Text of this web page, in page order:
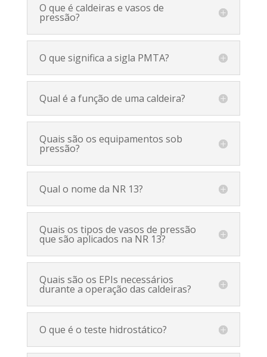
O que é caldeiras e vasos de
pressão?
O que significa a sigla PMTA?
Qual é a função de uma caldeira?
Quais são os equipamentos sob
pressão?
Qual o nome da NR 13?
Quais os tipos de vasos de pressão
que são aplicados na NR 13?
Quais são os EPIs necessários
durante a operação das caldeiras?
O que é o teste hidrostático?